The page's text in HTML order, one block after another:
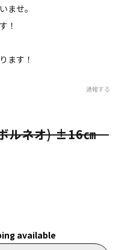
ルネオ) ±16㎝
available
ませ。
！
ます！
通報する